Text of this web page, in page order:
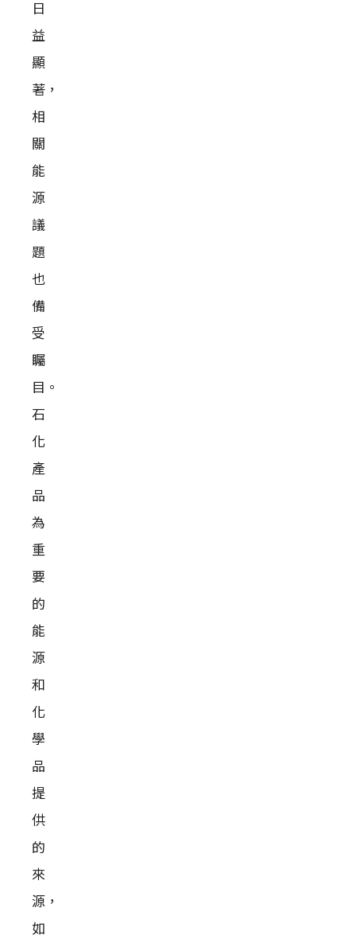
日
益
顯
著，
相
關
能
源
議
題
也
備
受
矚
目。
石
化
產
品
為
重
要
的
能
源
和
化
學
品
提
供
的
來
源，
如